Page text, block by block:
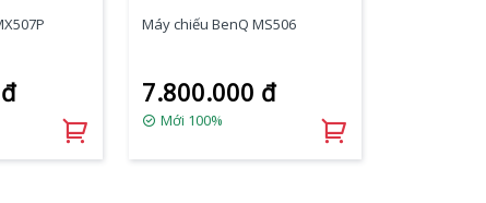
Máy chiếu BenQ MS506
7.800.000 đ
Mới 100%